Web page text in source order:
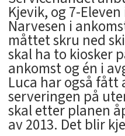
Kjevik, og 7-
Narvesen i
måttet skru ned
skal ha to kiosker
ankomst og én i
Luca har også fått
serveringen på
skal etter planen
av 2013. Det blir